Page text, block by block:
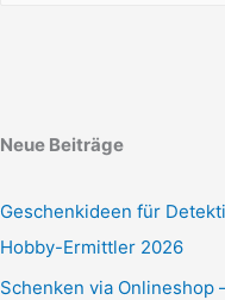
Neue Beiträge
Geschenkideen für
Hobby-Ermittler 2026
Schenken via Onlineshop